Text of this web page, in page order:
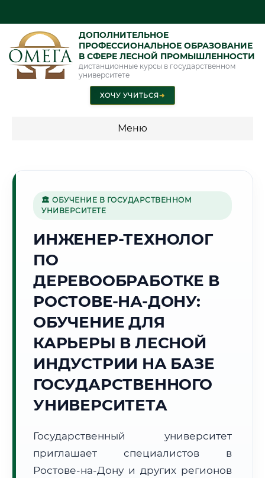
ДОПОЛНИТЕЛЬНОЕ
ПРОФЕССИОНАЛЬНОЕ ОБРАЗОВАНИЕ
В СФЕРЕ ЛЕСНОЙ ПРОМЫШЛЕННОСТИ
дистанционные курсы в государственном
университете
ХОЧУ УЧИТЬСЯ➜
Меню
промышленность"
☀️
Точное местное время:
13:00:40
Воскресенье, 9 Августа
2026 г.
🌅 Восход:05:10 🌇 Закат:19:43
Световой день:14 ч. 33 мин.
Субъект:
Ростовская область
Тел. код:
+7 (863)
Почтовые индексы:
344000–344999
🏛 ОБУЧЕНИЕ В ГОСУДАРСТВЕННОМ
УНИВЕРСИТЕТЕ
ИНЖЕНЕР-ТЕХНОЛОГ
ПО
ДЕРЕВООБРАБОТКЕ В
РОСТОВЕ-НА-ДОНУ:
ОБУЧЕНИЕ ДЛЯ
КАРЬЕРЫ В ЛЕСНОЙ
ИНДУСТРИИ НА БАЗЕ
ГОСУДАРСТВЕННОГО
УНИВЕРСИТЕТА
Государственный университет
приглашает специалистов в
Ростове-на-Дону и других регионов